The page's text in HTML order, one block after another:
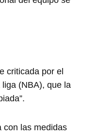
criticada por el
(NBA), que la
con las medidas